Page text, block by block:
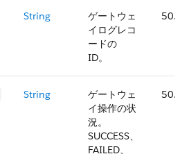
String
ゲートウェ
イログレコ
ードの
ID。
50.0
String
ゲートウェ
イ操作の状
況。
SUCCESS、
FAILED、
50.0